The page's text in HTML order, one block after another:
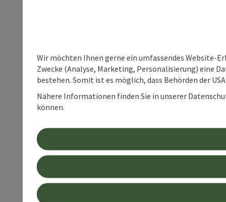
Wir möchten Ihnen gerne ein umfassendes Website-
Zwecke (Analyse, Marketing, Personalisierung) eine
bestehen. Somit ist es möglich, dass Behörden der
Nähere Informationen finden Sie in unserer
können.